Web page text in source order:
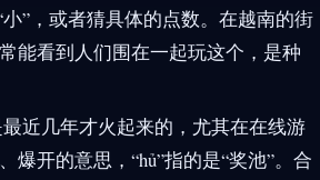
”，或者猜具体的点数。在越南的街
能看到人们围在一起玩这个，是种
最近几年才火起来的，尤其在在线游
爆开的意思，“hủ”指的是“奖池”。合